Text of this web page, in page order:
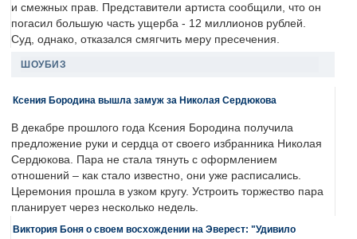
и смежных прав. Представители артиста сообщили, что он
погасил большую часть ущерба - 12 миллионов рублей.
Суд, однако, отказался смягчить меру пресечения.
ШОУБИЗ
Ксения Бородина вышла замуж за Николая Сердюкова
В декабре прошлого года Ксения Бородина получила
предложение руки и сердца от своего избранника Николая
Сердюкова. Пара не стала тянуть с оформлением
отношений – как стало известно, они уже расписались.
Церемония прошла в узком кругу. Устроить торжество пара
планирует через несколько недель.
Виктория Боня о своем восхождении на Эверест: "Удивило